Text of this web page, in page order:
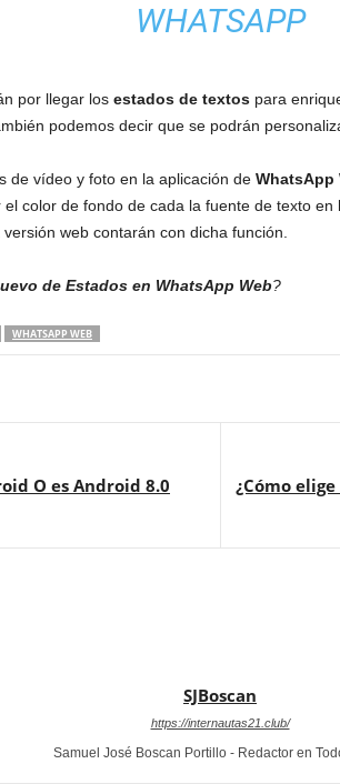
WHATSAPP
por llegar los estados de textos para
podemos decir que se podrán
de vídeo y foto en la aplicación de WhatsApp
color de fondo de cada la fuente de texto
web contarán con dicha función.
de Estados en WhatsApp Web?
WHATSAPP WEB
O es Android 8.0 ¿Cómo
SJBoscan
https://internautas21.club/
Samuel José Boscan Portillo - Redactor en